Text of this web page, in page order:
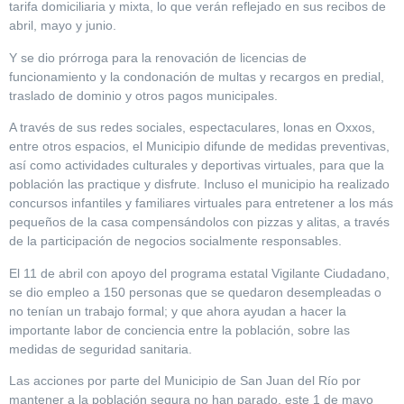
tarifa domiciliaria y mixta, lo que verán reflejado en sus recibos de
abril, mayo y junio.
Y se dio prórroga para la renovación de licencias de
funcionamiento y la condonación de multas y recargos en predial,
traslado de dominio y otros pagos municipales.
A través de sus redes sociales, espectaculares, lonas en Oxxos,
entre otros espacios, el Municipio difunde de medidas preventivas,
así como actividades culturales y deportivas virtuales, para que la
población las practique y disfrute. Incluso el municipio ha realizado
concursos infantiles y familiares virtuales para entretener a los más
pequeños de la casa compensándolos con pizzas y alitas, a través
de la participación de negocios socialmente responsables.
El 11 de abril con apoyo del programa estatal Vigilante Ciudadano,
se dio empleo a 150 personas que se quedaron desempleadas o
no tenían un trabajo formal; y que ahora ayudan a hacer la
importante labor de conciencia entre la población, sobre las
medidas de seguridad sanitaria.
Las acciones por parte del Municipio de San Juan del Río por
mantener a la población segura no han parado, este 1 de mayo